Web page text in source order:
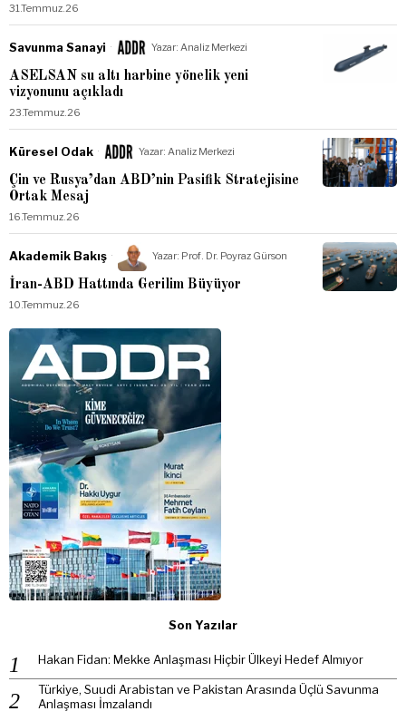
31.Temmuz.26
Savunma Sanayi Yazar: Analiz Merkezi
ASELSAN su altı harbine yönelik yeni
vizyonunu açıkladı
23.Temmuz.26
Küresel Odak Yazar: Analiz Merkezi
Çin ve Rusya’dan ABD’nin Pasifik Stratejisine
Ortak Mesaj
16.Temmuz.26
Akademik Bakış Yazar: Prof. Dr. Poyraz Gürson
İran-ABD Hattında Gerilim Büyüyor
10.Temmuz.26
Son Yazılar
Hakan Fidan: Mekke Anlaşması Hiçbir Ülkeyi Hedef Almıyor
Türkiye, Suudi Arabistan ve Pakistan Arasında Üçlü Savunma
Anlaşması İmzalandı